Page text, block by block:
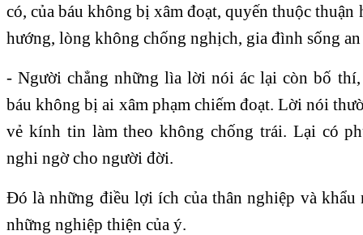
có, của báu không bị xâm đoạt, quyến thuộc
hướng, lòng không chống nghịch, gia đình sống
- Người chẳng những lìa lời nói ác lại còn bố
báu không bị ai xâm phạm chiếm đoạt. Lời nói
vẻ kính tin làm theo không chống trái. Lại có
nghi ngờ cho người đời.
Đó là những điều lợi ích của thân nghiệp và khẩu
những nghiệp thiện của ý.